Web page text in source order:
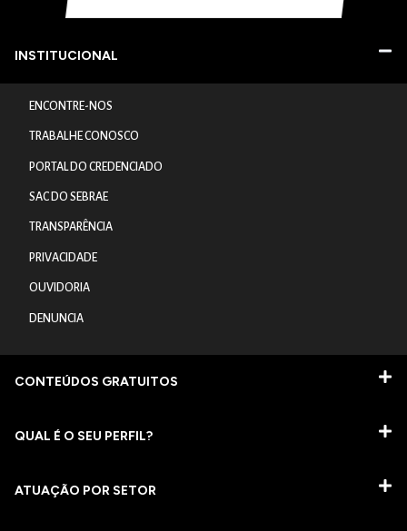
INSTITUCIONAL
ENCONTRE-NOS
TRABALHE CONOSCO
PORTAL DO CREDENCIADO
SAC DO SEBRAE
TRANSPARÊNCIA
PRIVACIDADE
OUVIDORIA
DENUNCIA
CONTEÚDOS GRATUITOS
QUAL É O SEU PERFIL?
ATUAÇÃO POR SETOR